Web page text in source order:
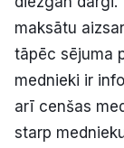
maksātu
tāpēc sējuma
mednieki ir
arī cenšas
starp